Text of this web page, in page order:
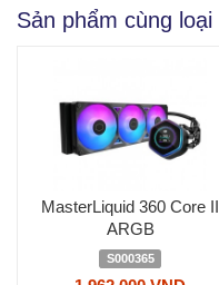
Sản phẩm cùng loại
MasterLiquid 360 Core II
ARGB
S000365